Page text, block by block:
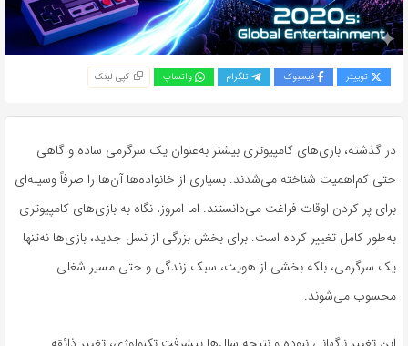
توییتر فیسبوک تلگرام واتساپ کپی لینک
در گذشته، بازی‌های کامپیوتری بیشتر به‌عنوان یک سرگرمی ساده و گاهی
حتی کم‌اهمیت شناخته می‌شدند. بسیاری از خانواده‌ها آن‌ها را صرفاً وسیله‌ای
برای پر کردن اوقات فراغت می‌دانستند. اما امروز، نگاه به بازی‌های کامپیوتری
به‌طور کامل تغییر کرده است. برای بخش بزرگی از نسل جدید، بازی‌ها نه‌تنها
یک سرگرمی، بلکه بخشی از هویت، سبک زندگی و حتی مسیر شغلی
محسوب می‌شوند.